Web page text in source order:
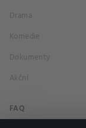
Drama
Komedie
Dokumenty
Akční
FAQ